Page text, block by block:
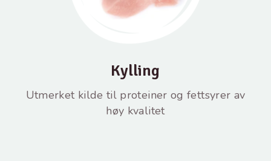
Kylling
Utmerket kilde til proteiner og fettsyrer av
høy kvalitet